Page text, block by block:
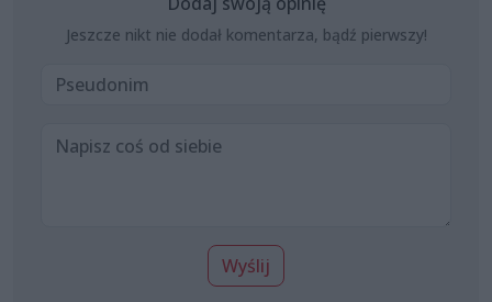
Jeszcze nikt nie dodał komentarza, bądź pierwszy!
Wyślij